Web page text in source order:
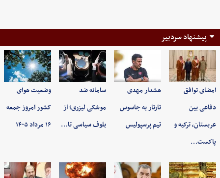
پیشنهاد سردبیر
امضای توافق
دفاعی بین
عربستان، ترکیه و
پاکست…
هشدار مهدی
تارتار به جاسوس
تیم پرسپولیس
سامانه ضد
موشکی لیزری؛ از
بلوف سیاسی تا…
وضعیت هوای
کشور امروز جمعه
۱۶ مرداد ۱۴۰۵